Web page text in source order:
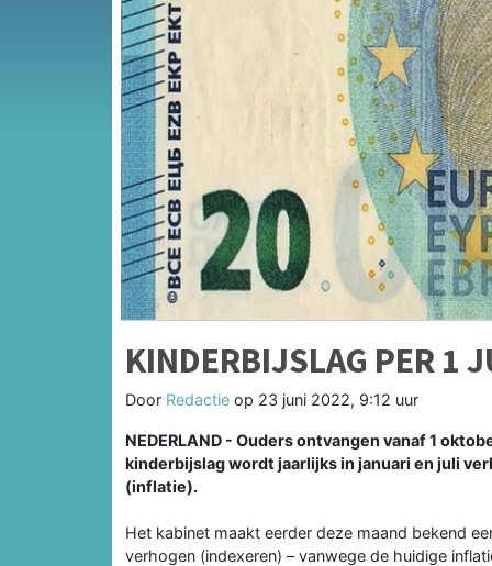
KINDERBIJSLAG PER 1
Door Redactie op 23 juni 2022, 9:12 uur
NEDERLAND - Ouders ontvangen vanaf 1
kinderbijslag wordt jaarlijks in januari en juli
(inflatie).
Het kabinet maakt eerder deze maand bekend
verhogen (indexeren) – vanwege de huidige